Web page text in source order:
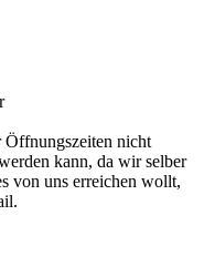
Öffnungszeiten nicht
kann, da wir selber
von uns erreichen wollt,